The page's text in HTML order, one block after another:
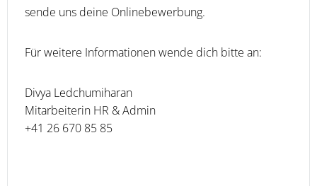
sende uns deine Onlinebewerbung.
Für weitere Informationen wende dich bitte an:
Divya Ledchumiharan
Mitarbeiterin HR & Admin
+41 26 670 85 85